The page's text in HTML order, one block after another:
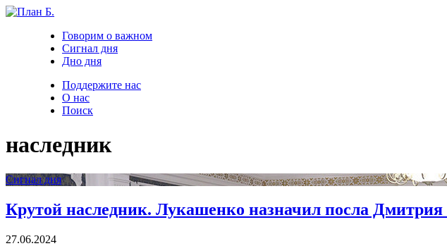
Говорим о важном
Сигнал дня
Дно дня
Поддержите нас
О нас
Поиск
наследник
Сигнал дня
Крутой наследник. Лукашенко назначил посла Дмитрия
27.06.2024